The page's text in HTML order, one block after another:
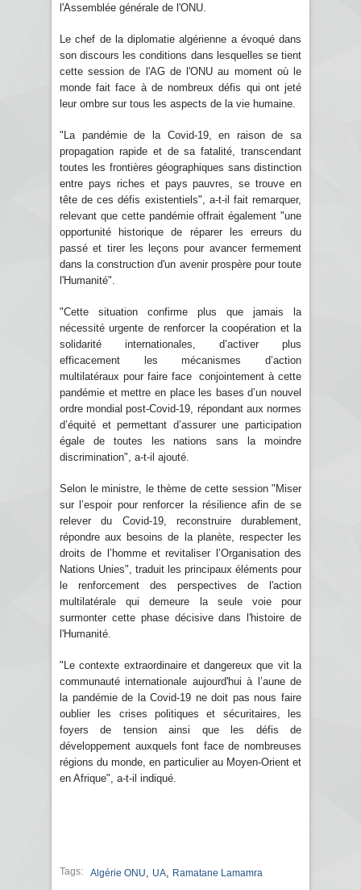
l'Assemblée générale de l'ONU.
Le chef de la diplomatie algérienne a évoqué dans
son discours les conditions dans lesquelles se tient
cette session de l'AG de l'ONU au moment où le
monde fait face à de nombreux défis qui ont jeté
leur ombre sur tous les aspects de la vie humaine.
"La pandémie de la Covid-19, en raison de sa
propagation rapide et de sa fatalité, transcendant
toutes les frontières géographiques sans distinction
entre pays riches et pays pauvres, se trouve en
tête de ces défis existentiels", a-t-il fait remarquer,
relevant que cette pandémie offrait également "une
opportunité historique de réparer les erreurs du
passé et tirer les leçons pour avancer fermement
dans la construction d'un avenir prospère pour toute
l'Humanité".
"Cette situation confirme plus que jamais la
nécessité urgente de renforcer la coopération et la
solidarité internationales, d’activer plus
efficacement les mécanismes d’action
multilatéraux pour faire face conjointement à cette
pandémie et mettre en place les bases d’un nouvel
ordre mondial post-Covid-19, répondant aux normes
d’équité et permettant d’assurer une participation
égale de toutes les nations sans la moindre
discrimination", a-t-il ajouté.
Selon le ministre, le thème de cette session "Miser
sur l’espoir pour renforcer la résilience afin de se
relever du Covid-19, reconstruire durablement,
répondre aux besoins de la planète, respecter les
droits de l’homme et revitaliser l’Organisation des
Nations Unies", traduit les principaux éléments pour
le renforcement des perspectives de l'action
multilatérale qui demeure la seule voie pour
surmonter cette phase décisive dans l'histoire de
l'Humanité.
"Le contexte extraordinaire et dangereux que vit la
communauté internationale aujourd'hui à l’aune de
la pandémie de la Covid-19 ne doit pas nous faire
oublier les crises politiques et sécuritaires, les
foyers de tension ainsi que les défis de
développement auxquels font face de nombreuses
régions du monde, en particulier au Moyen-Orient et
en Afrique", a-t-il indiqué.
Tags: Algérie ONU UA Ramatane Lamamra